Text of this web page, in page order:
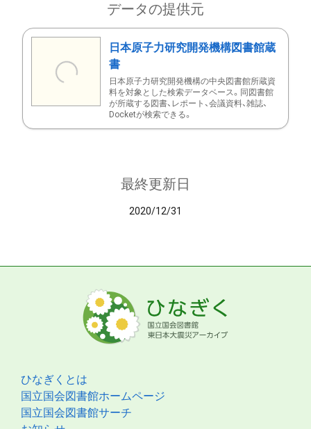
データの提供元
日本原子力研究開発機構図書館蔵
書
日本原子力研究開発機構の中央図書館所蔵資
料を対象とした検索データベース。同図書館
が所蔵する図書、レポート、会議資料、雑誌、
Docketが検索できる。
最終更新日
2020/12/31
ひなぎくとは
国立国会図書館ホームページ
国立国会図書館サーチ